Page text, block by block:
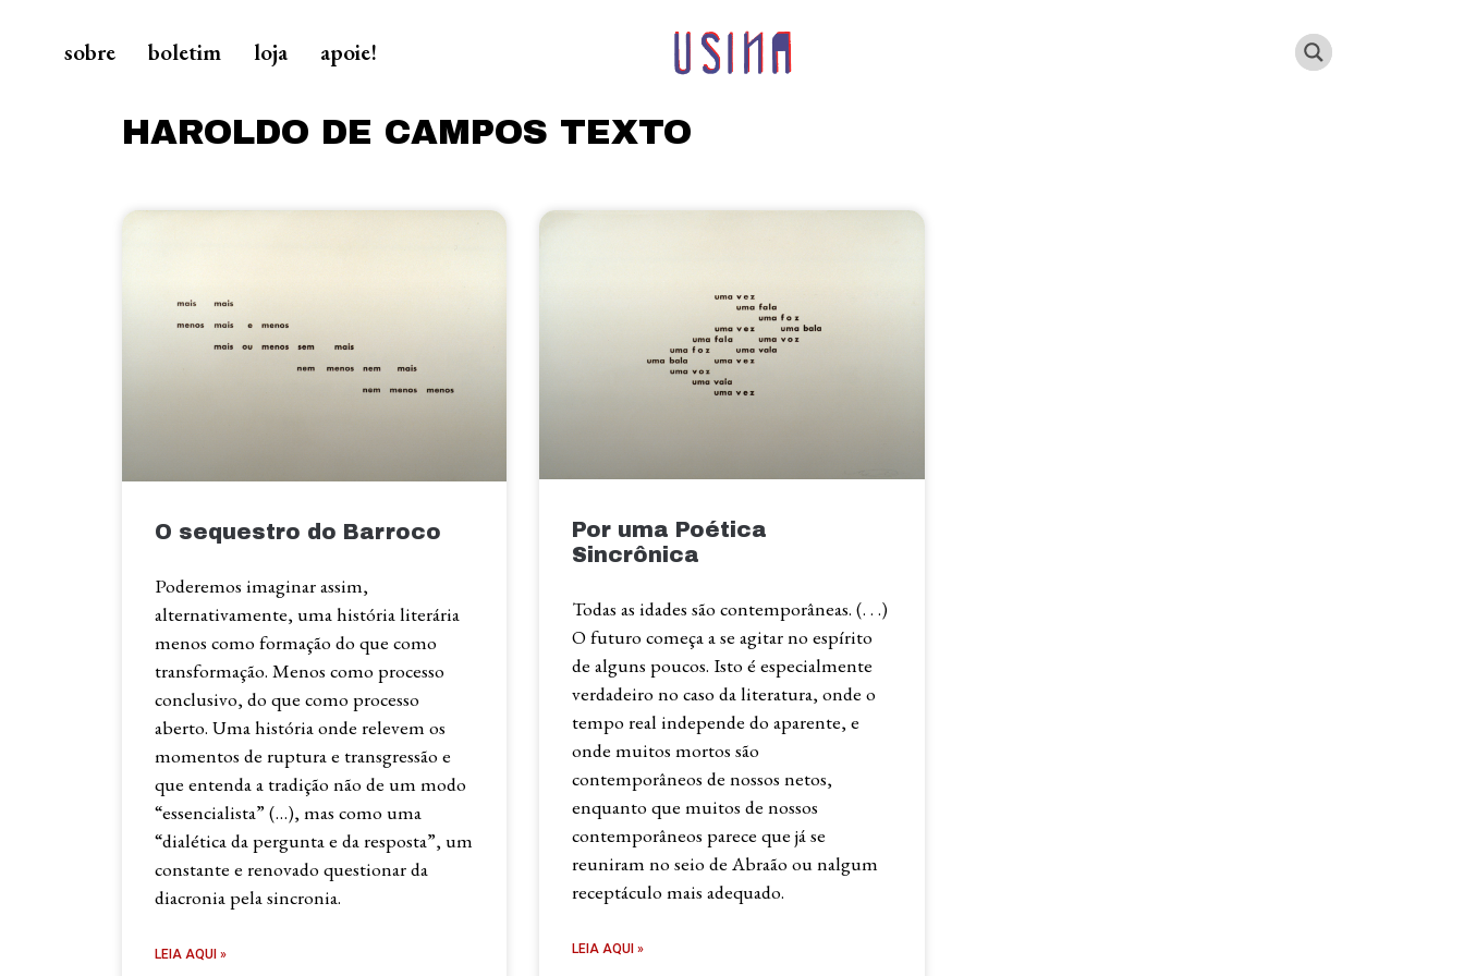
sobre boletim loja apoie!
HAROLDO DE CAMPOS TEXTO
O sequestro do Barroco
Poderemos imaginar assim,
alternativamente, uma história literária
menos como formação do que como
transformação. Menos como processo
conclusivo, do que como processo
aberto. Uma história onde relevem os
momentos de ruptura e transgressão e
que entenda a tradição não de um modo
“essencialista” (…), mas como uma
“dialética da pergunta e da resposta”, um
constante e renovado questionar da
diacronia pela sincronia.
LEIA AQUI »
Por uma Poética
Sincrônica
Todas as idades são contemporâneas. (. . .)
O futuro começa a se agitar no espírito
de alguns poucos. Isto é especialmente
verdadeiro no caso da literatura, onde o
tempo real independe do aparente, e
onde muitos mortos são
contemporâneos de nossos netos,
enquanto que muitos de nossos
contemporâneos parece que já se
reuniram no seio de Abraão ou nalgum
receptáculo mais adequado.
LEIA AQUI »